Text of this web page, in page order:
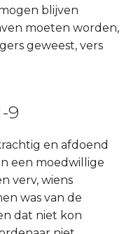
blijven
moeten worden,
geweest, vers
9
en afdoend
een moedwillige
verv, wiens
was van de
dat niet kon